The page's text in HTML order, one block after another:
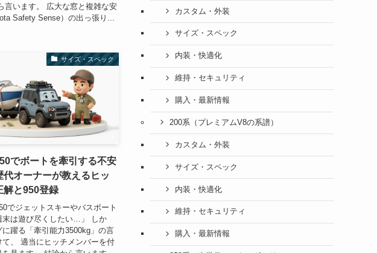
言います。 広大な窓と複雑な安
Safety Sense）の出っ張り...
サイズ・スペック
でボートを牽引する不安
代オーナーが教えるヒッ
解と950登録
でジェットスキーやバスボート
末は遊び尽くしたい…」 しか
に躍る「牽引能力3500kg」の言
て、 適当にヒッチメンバーを付
カスタム・外装
サイズ・スペック
内装・快適化
維持・セキュリティ
購入・最新情報
200系（プレミアムV8の系譜）
カスタム・外装
サイズ・スペック
内装・快適化
維持・セキュリティ
購入・最新情報